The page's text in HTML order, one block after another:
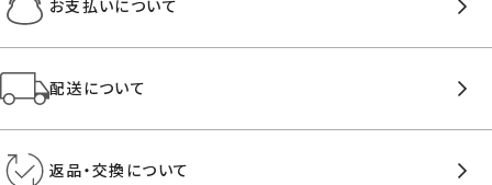
お支払いについて
配送について
返品・交換について